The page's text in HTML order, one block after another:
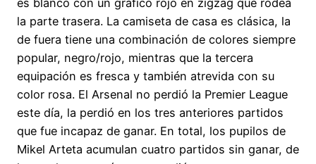
es blanco con un gráfico rojo en zigzag que rodea
la parte trasera. La camiseta de casa es clásica, la
de fuera tiene una combinación de colores siempre
popular, negro/rojo, mientras que la tercera
equipación es fresca y también atrevida con su
color rosa. El Arsenal no perdió la Premier League
este día, la perdió en los tres anteriores partidos
que fue incapaz de ganar. En total, los pupilos de
Mikel Arteta acumulan cuatro partidos sin ganar, de